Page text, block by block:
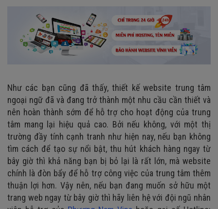
Như các bạn cũng đã thấy, thiết kế website trung tâm
ngoại ngữ đã và đang trở thành một nhu cầu cần thiết và
nên hoàn thành sớm để hỗ trợ cho hoạt động của trung
tâm mang lại hiệu quả cao. Bởi nếu không, với một thị
trường đầy tính cạnh tranh như hiện nay, nếu bạn không
tìm cách để tạo sự nổi bật, thu hút khách hàng ngay từ
bây giờ thì khả năng bạn bị bỏ lại là rất lớn, mà website
chính là đòn bẩy để hỗ trợ công việc của trung tâm thêm
thuận lợi hơn. Vậy nên, nếu bạn đang muốn sở hữu một
trang web ngay từ bây giờ thì hãy liên hệ với đội ngũ nhân